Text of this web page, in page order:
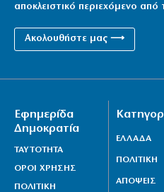
αποκλειστικό περιεχόμενο
Ακολουθήστε μας ⟶
Εφημερίδα
Δημοκρατία
ΤΑΥΤΟΤΗΤΑ
ΟΡΟΙ ΧΡΗΣΗΣ
ΠΟΛΙΤΙΚΗ
ΕΛΛΑΔΑ
ΠΟΛΙΤΙΚΗ
ΑΠΟΨΕΙΣ